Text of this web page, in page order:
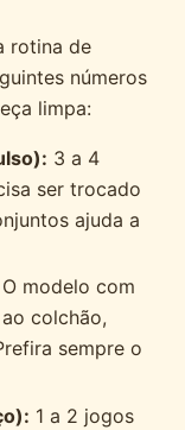
rotina de
números
limpa:
3 a 4
ser trocado
ajuda a
modelo com
colchão,
sempre o
1 a 2 jogos